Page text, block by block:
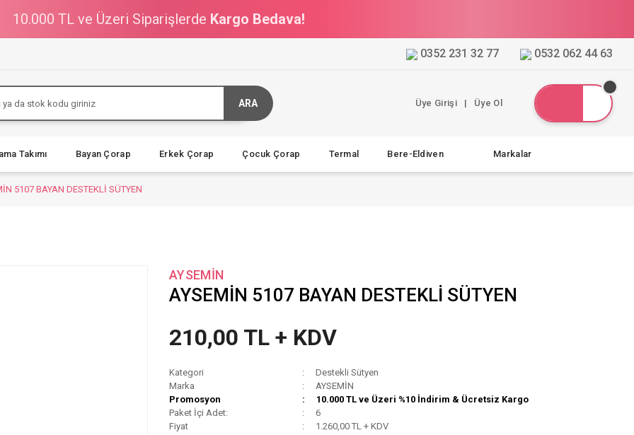
10.000 TL ve Üzeri Siparişlerde Kargo Bedava!
0352 231 32 77 0532 062 44 63
ARA Üye Girişi | Üye Ol
Takımı Bayan Çorap Erkek Çorap Çocuk Çorap Termal Bere-Eldiven Markalar
5107 BAYAN DESTEKLİ SÜTYEN
AYSEMİN
AYSEMİN 5107 BAYAN DESTEKLİ SÜTYEN
210,00 TL + KDV
Kategori
Destekli Sütyen
Marka
AYSEMİN
Promosyon
10.000 TL ve Üzeri %10 İndirim & Ücretsiz Kargo
Paket İçi Adet:
6
Fiyat
1.260,00 TL + KDV